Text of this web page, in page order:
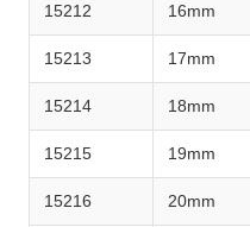
15212 16mm
15213 17mm
15214 18mm
15215 19mm
15216 20mm